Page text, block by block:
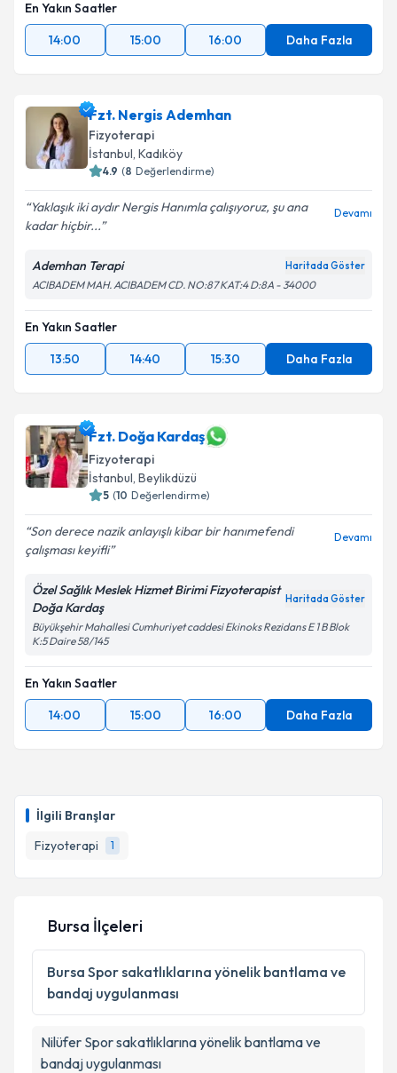
İlgili Branşlar
Fizyoterapi
1
En Yakın Saatler
14:00
15:00 16:00 Daha Fazla
Fzt. Nergis Ademhan
Fizyoterapi
İstanbul, Kadıköy
4.9 (8 Değerlendirme)
Yaklaşık iki aydır Nergis Hanımla çalışıyoruz, şu ana
kadar hiçbir...
Devamı
Ademhan Terapi Haritada Göster
ACIBADEM MAH. ACIBADEM CD. NO:87 KAT:4 D:8A - 34000
En Yakın Saatler
13:50
14:40 15:30 Daha Fazla
Fzt. Doğa Kardaş
Fizyoterapi
İstanbul, Beylikdüzü
5 (10 Değerlendirme)
Son derece nazik anlayışlı kibar bir hanımefendi
çalışması keyifli
Devamı
Özel Sağlık Meslek Hizmet Birimi Fizyoterapist
Doğa Kardaş
Haritada Göster
Büyükşehir Mahallesi Cumhuriyet caddesi Ekinoks Rezidans E 1 B Blok
K:5 Daire 58/145
En Yakın Saatler
14:00
15:00 16:00 Daha Fazla
Bursa İlçeleri
Bursa Spor sakatlıklarına yönelik bantlama ve
bandaj uygulanması
Nilüfer Spor sakatlıklarına yönelik bantlama ve
bandaj uygulanması